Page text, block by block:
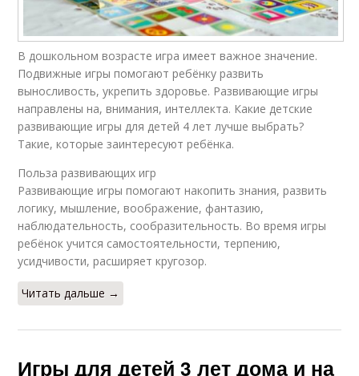
В дошкольном возрасте игра имеет важное значение.
Подвижные игры помогают ребёнку развить
выносливость, укрепить здоровье. Развивающие игры
направлены на, внимания, интеллекта. Какие детские
развивающие игры для детей 4 лет лучше выбрать?
Такие, которые заинтересуют ребёнка.
Польза развивающих игр
Развивающие игры помогают накопить знания, развить
логику, мышление, воображение, фантазию,
наблюдательность, сообразительность. Во время игры
ребёнок учится самостоятельности, терпению,
усидчивости, расширяет кругозор.
Читать дальше →
Игры для детей 3 лет дома и на